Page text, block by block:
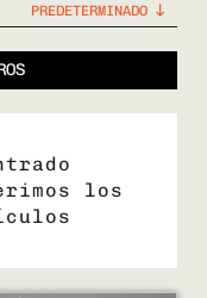
los